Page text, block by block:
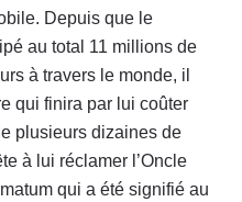
Depuis que le
au total 11 millions de
à travers le monde, il
qui finira par lui coûter
plusieurs dizaines de
à lui réclamer l’Oncle
qui a été signifié au